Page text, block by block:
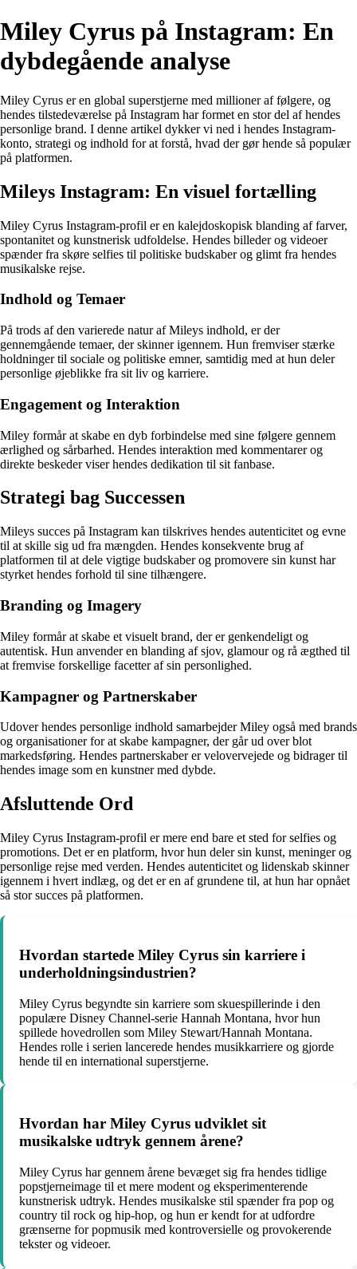
Miley Cyrus på Instagram: En
dybdegående analyse
Miley Cyrus er en global superstjerne med millioner af følgere, og
hendes tilstedeværelse på Instagram har formet en stor del af hendes
personlige brand. I denne artikel dykker vi ned i hendes Instagram-
konto, strategi og indhold for at forstå, hvad der gør hende så populær
på platformen.
Mileys Instagram: En visuel fortælling
Miley Cyrus Instagram-profil er en kalejdoskopisk blanding af farver,
spontanitet og kunstnerisk udfoldelse. Hendes billeder og videoer
spænder fra skøre selfies til politiske budskaber og glimt fra hendes
musikalske rejse.
Indhold og Temaer
På trods af den varierede natur af Mileys indhold, er der
gennemgående temaer, der skinner igennem. Hun fremviser stærke
holdninger til sociale og politiske emner, samtidig med at hun deler
personlige øjeblikke fra sit liv og karriere.
Engagement og Interaktion
Miley formår at skabe en dyb forbindelse med sine følgere gennem
ærlighed og sårbarhed. Hendes interaktion med kommentarer og
direkte beskeder viser hendes dedikation til sit fanbase.
Strategi bag Successen
Mileys succes på Instagram kan tilskrives hendes autenticitet og evne
til at skille sig ud fra mængden. Hendes konsekvente brug af
platformen til at dele vigtige budskaber og promovere sin kunst har
styrket hendes forhold til sine tilhængere.
Branding og Imagery
Miley formår at skabe et visuelt brand, der er genkendeligt og
autentisk. Hun anvender en blanding af sjov, glamour og rå ægthed til
at fremvise forskellige facetter af sin personlighed.
Kampagner og Partnerskaber
Udover hendes personlige indhold samarbejder Miley også med brands
og organisationer for at skabe kampagner, der går ud over blot
markedsføring. Hendes partnerskaber er velovervejede og bidrager til
hendes image som en kunstner med dybde.
Afsluttende Ord
Miley Cyrus Instagram-profil er mere end bare et sted for selfies og
promotions. Det er en platform, hvor hun deler sin kunst, meninger og
personlige rejse med verden. Hendes autenticitet og lidenskab skinner
igennem i hvert indlæg, og det er en af grundene til, at hun har opnået
så stor succes på platformen.
Hvordan startede Miley Cyrus sin karriere i
underholdningsindustrien?
Miley Cyrus begyndte sin karriere som skuespillerinde i den
populære Disney Channel-serie Hannah Montana, hvor hun
spillede hovedrollen som Miley Stewart/Hannah Montana.
Hendes rolle i serien lancerede hendes musikkarriere og gjorde
hende til en international superstjerne.
Hvordan har Miley Cyrus udviklet sit
musikalske udtryk gennem årene?
Miley Cyrus har gennem årene bevæget sig fra hendes tidlige
popstjerneimage til et mere modent og eksperimenterende
kunstnerisk udtryk. Hendes musikalske stil spænder fra pop og
country til rock og hip-hop, og hun er kendt for at udfordre
grænserne for popmusik med kontroversielle og provokerende
tekster og videoer.